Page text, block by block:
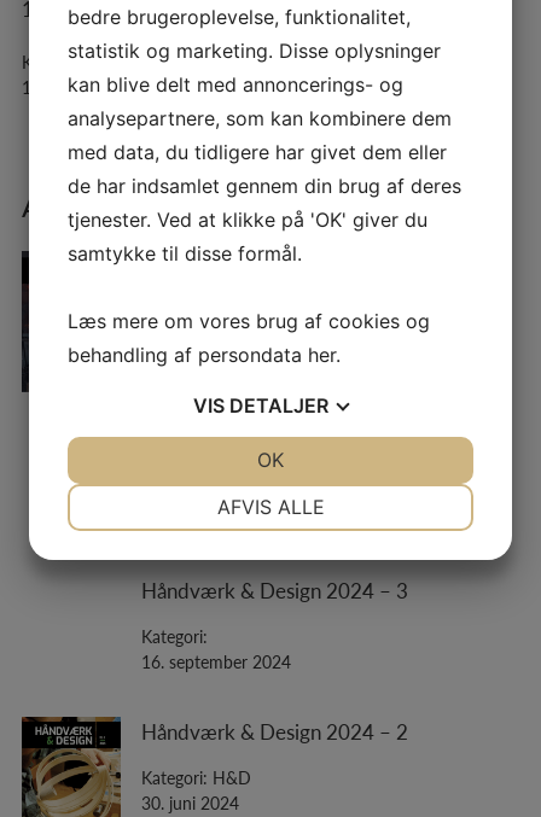
19.
Bent Illum:Tillæg: Fredagsslikket
Kategori: H&D
18. september 2019
Andre blade
Håndværk & Design 2025 – 1
6. maj 2025
Håndværk & Design 2024 – 4
10. december 2024
Håndværk & Design 2024 – 3
Kategori:
16. september 2024
Håndværk & Design 2024 – 2
Kategori: H&D
30. juni 2024
bedre brugeroplevelse, funktionalitet,
statistik og marketing. Disse oplysninger
kan blive delt med annoncerings- og
analysepartnere, som kan kombinere dem
med data, du tidligere har givet dem eller
de har indsamlet gennem din brug af deres
tjenester. Ved at klikke på 'OK' giver du
samtykke til disse formål.
Læs mere om vores brug af cookies og
behandling af persondata her.
VIS DETALJER
MARKETING STATISTIK
AFVIS ALLE
OK